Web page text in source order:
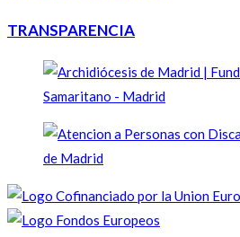
TRANSPARENCIA